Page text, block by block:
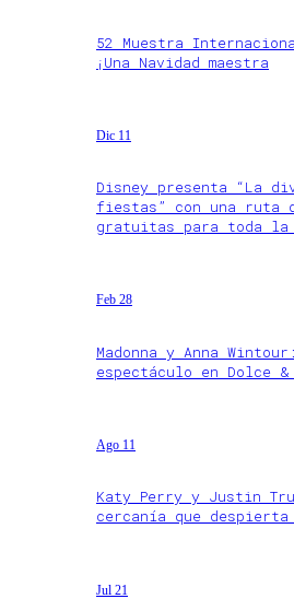
52 Muestra
¡Una Navidad maestra
Dic 11
Disney presenta “La
fiestas” con una ruta
gratuitas para toda
Feb 28
Madonna y Anna
espectáculo en Dolce &
Ago 11
Katy Perry y Justin
cercanía que despierta
Jul 21